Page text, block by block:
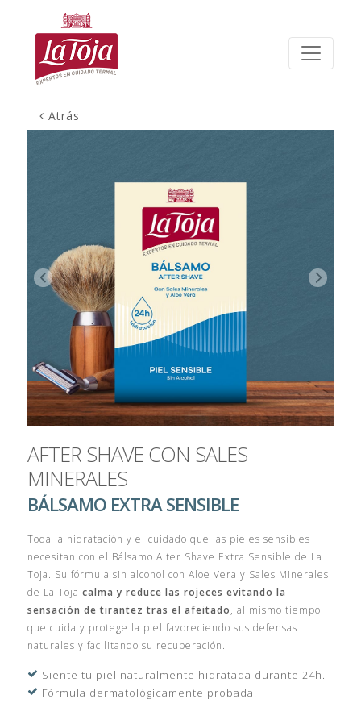
Atrás
AFTER SHAVE CON SALES
MINERALES
BÁLSAMO EXTRA SENSIBLE
Toda la hidratación y el cuidado que las pieles sensibles
necesitan con el Bálsamo Alter Shave Extra Sensible de La
Toja. Su fórmula sin alcohol con Aloe Vera y Sales Minerales
de La Tojacalma y reduce las rojeces evitando la
sensación de tirantez tras el afeitado, al mismo tiempo
que cuida y protege la piel favoreciendo sus defensas
naturales y facilitando su recuperación.
Siente tu piel naturalmente hidratada durante 24h.
Fórmula dermatológicamente probada.